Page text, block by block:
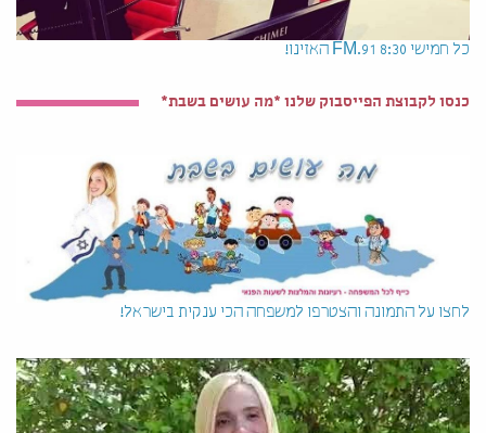
כל חמישי 8:30 91.FM האזינו!
כנסו לקבוצת הפייסבוק שלנו *מה עושים בשבת*
לחצו על התמונה והצטרפו למשפחה הכי ענקית בישראל!